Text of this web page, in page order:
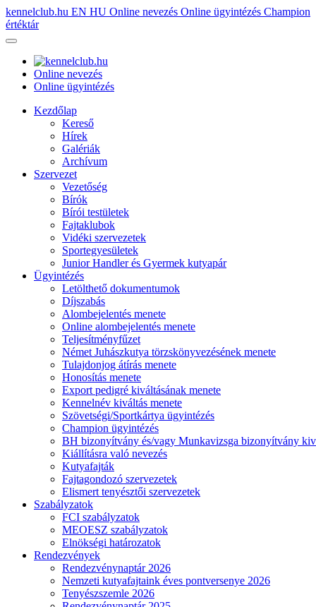
kennelclub.hu EN HU Online nevezés Online ügyintézés Champion
értéktár
Online nevezés
Online ügyintézés
Kezdőlap
Kereső
Hírek
Galériák
Archívum
Szervezet
Vezetőség
Bírók
Bírói testületek
Fajtaklubok
Vidéki szervezetek
Sportegyesületek
Junior Handler és Gyermek kutyapár
Ügyintézés
Letölthető dokumentumok
Díjszabás
Alombejelentés menete
Online alombejelentés menete
Teljesítményfűzet
Német Juhászkutya törzskönyvezésének menete
Tulajdonjog átírás menete
Honosítás menete
Export pedigré kiváltásának menete
Kennelnév kiváltás menete
Szövetségi/Sportkártya ügyintézés
Champion ügyintézés
BH bizonyítvány és/vagy Munkavizsga bizonyítvány
Kiállításra való nevezés
Kutyafajták
Fajtagondozó szervezetek
Elismert tenyésztői szervezetek
Szabályzatok
FCI szabályzatok
MEOESZ szabályzatok
Elnökségi határozatok
Rendezvények
Rendezvénynaptár 2026
Nemzeti kutyafajtaink éves pontversenye 2026
Tenyészszemle 2026